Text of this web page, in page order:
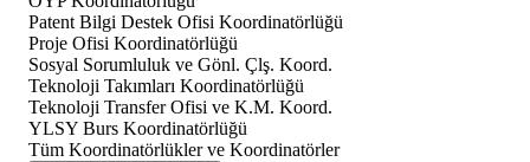
Patent Bilgi Destek Ofisi Koordinatörlüğü
Proje Ofisi Koordinatörlüğü
Sosyal Sorumluluk ve Gönl. Çlş. Koord.
Teknoloji Takımları Koordinatörlüğü
Teknoloji Transfer Ofisi ve K.M. Koord.
YLSY Burs Koordinatörlüğü
Tüm Koordinatörlükler ve Koordinatörler